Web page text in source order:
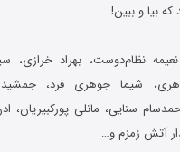
که بیا و ببین!
نظام‌دوست، بهراد خرازی،
شیما جوهری فرد،
سنایی، مانلی پورکبیریان،
آتش زمزم و…